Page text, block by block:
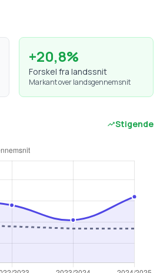
+20,8%
Forskel fra landssnit
Markant over landsgennemsnit
Stigende